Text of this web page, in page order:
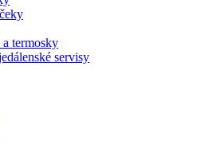
termosky
servisy